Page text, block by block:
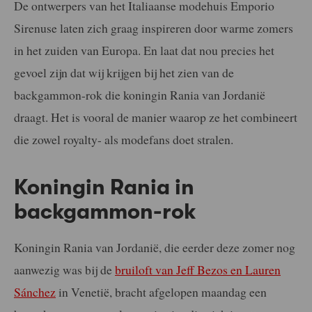
De ontwerpers van het Italiaanse modehuis Emporio
Sirenuse laten zich graag inspireren door warme zomers
in het zuiden van Europa. En laat dat nou precies het
gevoel zijn dat wij krijgen bij het zien van de
backgammon-rok die koningin Rania van Jordanië
draagt. Het is vooral de manier waarop ze het combineert
die zowel royalty- als modefans doet stralen.
Koningin Rania in
backgammon-rok
Koningin Rania van Jordanië, die eerder deze zomer nog
aanwezig was bij de bruiloft van Jeff Bezos en Lauren
Sánchez in Venetië, bracht afgelopen maandag een